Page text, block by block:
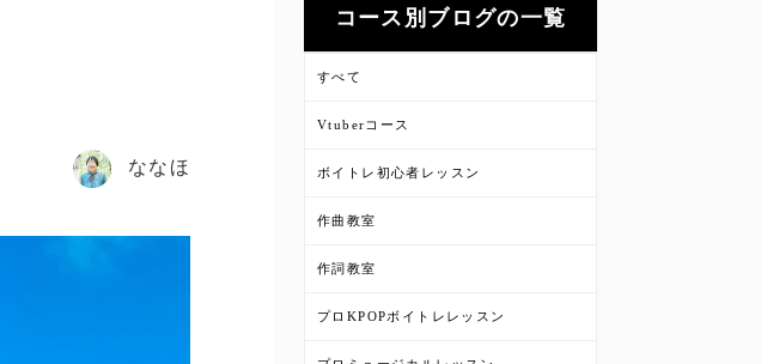
ななほ
コース別ブログの一覧
すべて
Vtuberコース
ボイトレ初心者レッスン
作曲教室
作詞教室
プロKPOPボイトレレッスン